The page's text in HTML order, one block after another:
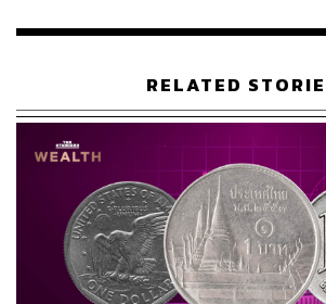
คลัง รองผู้ว่าการ ธนาคารแห่งประเทศไท
คณะกรรมการด้านวิชาการ พรรคพลังปร
รายการ Morning Wealth ของ THE
ว่า ห่วงว่าการออก G-Token จะผิดกฎหมา
พ.ร.บ.หนี้สาธารณะ เปิดช่องให้รัฐบาลกู้เ
ตราสารหนี้ หรือวิธีการอื่นใดที่คณะรัฐม
ความเห็นส่วนตัว มองว่า คำว่า ‘วิธีการอื่น
คำที่มาข้างหน้า คือต้องอยู่ในรูปแบบสัญ
RELATED